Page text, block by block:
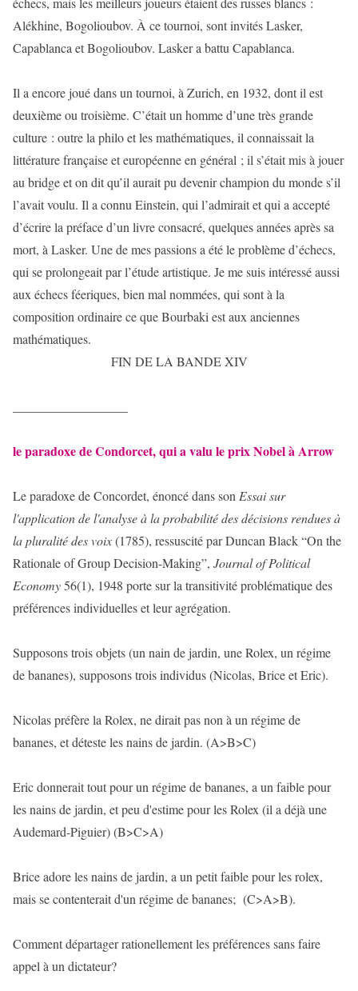
Alékhine, Bogolioubov. À ce tournoi, sont invités Lasker,
Capablanca et Bogolioubov. Lasker a battu Capablanca.
Il a encore joué dans un tournoi, à Zurich, en 1932, dont il est
deuxième ou troisième. C’était un homme d’une très grande
culture : outre la philo et les mathématiques, il connaissait la
littérature française et européenne en général ; il s’était mis à jouer
au bridge et on dit qu’il aurait pu devenir champion du monde s’il
l’avait voulu. Il a connu Einstein, qui l’admirait et qui a accepté
d’écrire la préface d’un livre consacré, quelques années après sa
mort, à Lasker. Une de mes passions a été le problème d’échecs,
qui se prolongeait par l’étude artistique. Je me suis intéressé aussi
aux échecs féeriques, bien mal nommées, qui sont à la
composition ordinaire ce que Bourbaki est aux anciennes
mathématiques.
FIN DE LA BANDE XIV
le paradoxe de Condorcet, qui a valu le prix Nobel à Arrow
Le paradoxe de Concordet, énoncé dans son Essai sur
l'application de l'analyse à la probabilité des décisions rendues à
la pluralité des voix(1785), ressuscité par Duncan Black “On the
Rationale of Group Decision-Making”, Journal of Political
Economy56(1), 1948 porte sur la transitivité problématique des
préférences individuelles et leur agrégation.
Supposons trois objets (un nain de jardin, une Rolex, un régime
de bananes), supposons trois individus (Nicolas, Brice et Eric).
Nicolas préfère la Rolex, ne dirait pas non à un régime de
bananes, et déteste les nains de jardin. (A>B>C)
Eric donnerait tout pour un régime de bananes, a un faible pour
les nains de jardin, et peu d'estime pour les Rolex (il a déjà une
Audemard-Piguier) (B>C>A)
Brice adore les nains de jardin, a un petit faible pour les rolex,
mais se contenterait d'un régime de bananes; (C>A>B).
Comment départager rationellement les préférences sans faire
appel à un dictateur?